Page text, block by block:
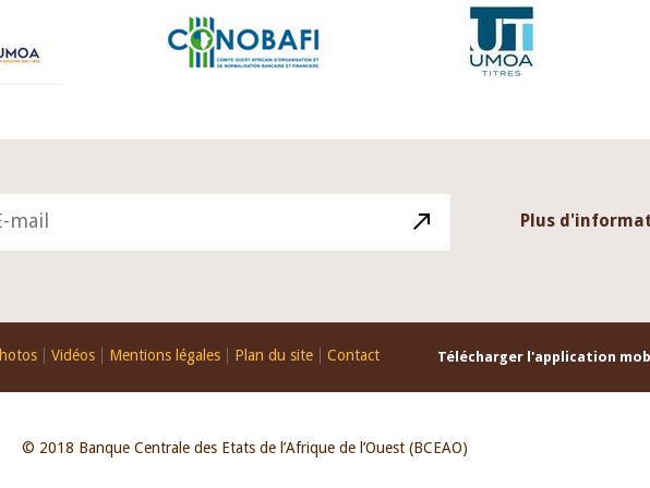
Plus
Vidéos Mentions légales Plan du site Contact Télécharger l'application
© 2018 Banque Centrale des Etats de l’Afrique de l’Ouest (BCEAO)